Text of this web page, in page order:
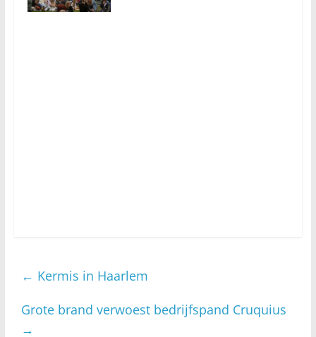
← Kermis in Haarlem
Grote brand verwoest bedrijfspand Cruquius
→